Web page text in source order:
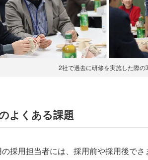
2社で過去に研修を実施した際の
よくある課題
採用担当者には、採用前や採用後で